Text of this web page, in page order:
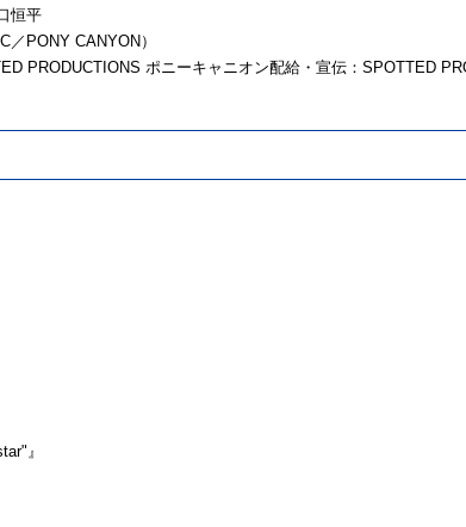
恒平
PONY CANYON）
PRODUCTIONS ポニーキャニオン配給・宣伝：SPOTTED
』